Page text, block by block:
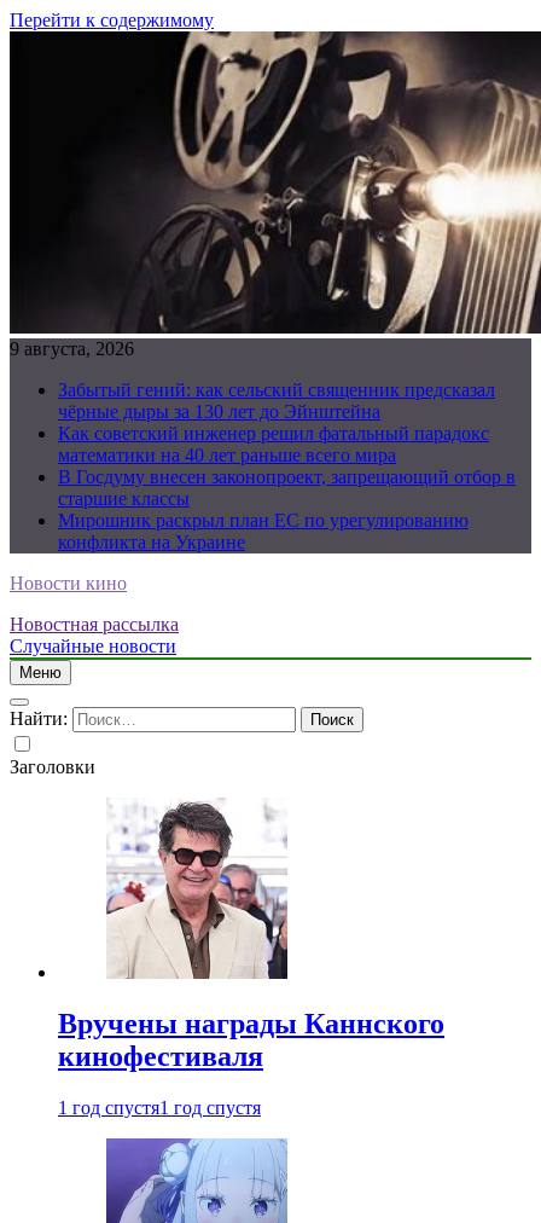
Перейти к содержимому
9 августа, 2026
Забытый гений: как сельский священник предсказал
чёрные дыры за 130 лет до Эйнштейна
Как советский инженер решил фатальный парадокс
математики на 40 лет раньше всего мира
В Госдуму внесен законопроект, запрещающий отбор в
старшие классы
Мирошник раскрыл план ЕС по урегулированию
конфликта на Украине
Новости кино
Новостная рассылка
Случайные новости
Меню
Найти:
Заголовки
Вручены награды Каннского
кинофестиваля
1 год спустя1 год спустя